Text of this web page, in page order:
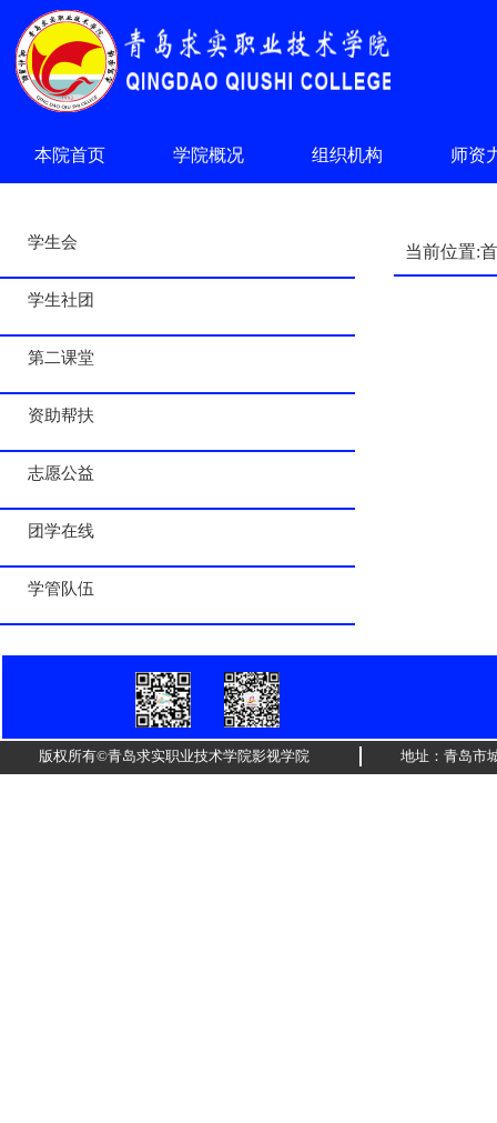
本院首页 学院概况 组织机构 师资
学生会
学生社团
第二课堂
资助帮扶
志愿公益
团学在线
学管队伍
当前位置:
版权所有©青岛求实职业技术学院影视学院 地址：青岛市